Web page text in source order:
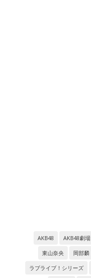
AKB48 AKB48劇場
東山奈央
岡部麟
ラブライブ！シリーズ